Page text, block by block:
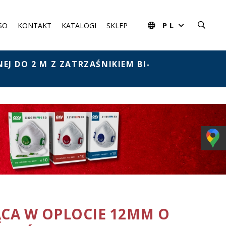
PL
KONTAKT KATALOGI SKLEP
DO 2 M Z ZATRZAŚNIKIEM BI-
W OPLOCIE 12MM O